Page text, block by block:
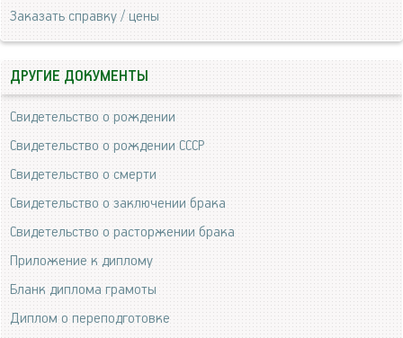
Заказать справку / цены
ДРУГИЕ ДОКУМЕНТЫ
Свидетельство о рождении
Свидетельство о рождении СССР
Свидетельство о смерти
Свидетельство о заключении брака
Свидетельство о расторжении брака
Приложение к диплому
Бланк диплома грамоты
Диплом о переподготовке